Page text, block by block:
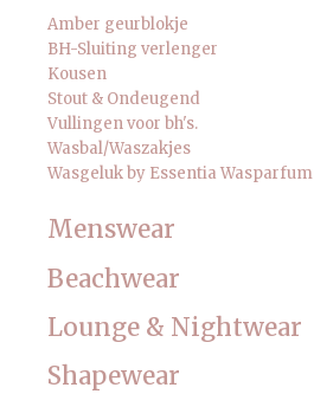
Amber geurblokje
BH-Sluiting verlenger
Kousen
Stout & Ondeugend
Vullingen voor bh's.
Wasbal/Waszakjes
Wasgeluk by Essentia Wasparfum
Menswear
Beachwear
Lounge & Nightwear
Shapewear